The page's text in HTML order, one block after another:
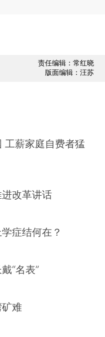
责任编辑：常红晓
版面编辑：汪苏
工薪家庭自费者猛
进改革讲话
症结何在？
“名表”
矿难